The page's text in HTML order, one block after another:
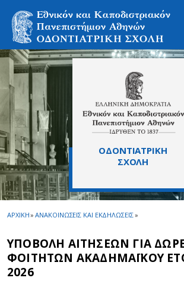
ΟΔΟΝΤΙΑΤΡΙΚΗ
ΣΧΟΛΗ
ΑΡΧΙΚΗ» ΑΝΑΚΟΙΝΩΣΕΙΣ ΚΑΙ ΕΚΔΗΛΩΣΕΙΣ»
ΥΠΟΒΟΛΗ ΑΙΤΗΣΕΩΝ ΓΙΑ
ΦΟΙΤΗΤΩΝ ΑΚΑΔΗΜΑΪΚΟΥ
2026